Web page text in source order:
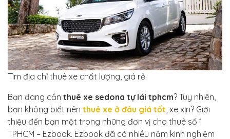
Tìm địa chỉ thuê xe chất lượng, giá rẻ
Bạn đang cần thuê xe sedona tự lái tphcm? Tuy nhiên,
bạn không biết nên thuê xe ở đâu giá tốt, xe xịn? Giới
thiệu đến bạn một trong những đơn vị cho thuê số 1
TPHCM – Ezbook. Ezbook đã có nhiều năm kinh nghiệm